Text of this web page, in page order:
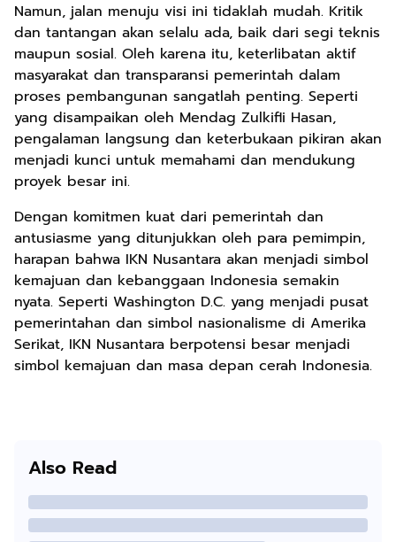
Namun, jalan menuju visi ini tidaklah mudah. Kritik
dan tantangan akan selalu ada, baik dari segi teknis
maupun sosial. Oleh karena itu, keterlibatan aktif
masyarakat dan transparansi pemerintah dalam
proses pembangunan sangatlah penting. Seperti
yang disampaikan oleh Mendag Zulkifli Hasan,
pengalaman langsung dan keterbukaan pikiran akan
menjadi kunci untuk memahami dan mendukung
proyek besar ini.
Dengan komitmen kuat dari pemerintah dan
antusiasme yang ditunjukkan oleh para pemimpin,
harapan bahwa IKN Nusantara akan menjadi simbol
kemajuan dan kebanggaan Indonesia semakin
nyata. Seperti Washington D.C. yang menjadi pusat
pemerintahan dan simbol nasionalisme di Amerika
Serikat, IKN Nusantara berpotensi besar menjadi
simbol kemajuan dan masa depan cerah Indonesia.
Also Read